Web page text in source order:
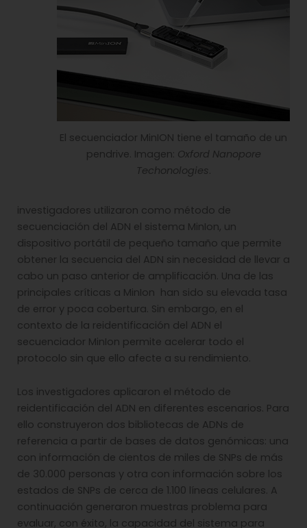
El secuenciador MinION tiene el tamaño de un
pendrive. Imagen: Oxford Nanopore
Techonologies.
investigadores utilizaron como método de
secuenciación del ADN el sistema MinIon, un
dispositivo portátil de pequeño tamaño que permite
obtener la secuencia del ADN sin necesidad de llevar a
cabo un paso anterior de amplificación. Una de las
principales críticas a MinIon han sido su elevada tasa
de error y poca cobertura. Sin embargo, en el
contexto de la reidentificación del ADN el
secuenciador MinIon permite acelerar todo el
protocolo sin que ello afecte a su rendimiento.
Los investigadores aplicaron el método de
reidentificación del ADN en diferentes escenarios. Para
ello construyeron dos bibliotecas de ADNs de
referencia a partir de bases de datos genómicas: una
con información de cientos de miles de SNPs de más
de 30.000 personas y otra con información sobre los
estados de SNPs de cerca de 1.100 líneas celulares. A
continuación generaron muestras problema para
evaluar, con éxito, la capacidad del sistema para